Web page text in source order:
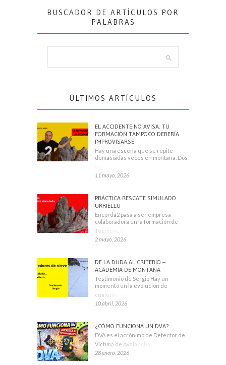
BUSCADOR DE ARTÍCULOS POR
PALABRAS
ÚLTIMOS ARTÍCULOS
EL ACCIDENTE NO AVISA. TU
FORMACIÓN TAMPOCO DEBERÍA
IMPROVISARSE.
Hay una escena que se repite
demasiadas veces en montaña. Dos
11 mayo, 2026
PRÁCTICA RESCATE SIMULADO
URRIELLU
Encorda2 pasa a ser empresa
colaboradora en la formación de
Técnicos Deportivos
2 mayo, 2026
DE LA DUDA AL CRITERIO –
ACADEMIA DE MONTAÑA
Testimonio de Sergio Hay un
momento en la evolución de
cualquier montañero
10 abril, 2026
¿CÓMO FUNCIONA UN DVA?
DVA es el acrónimo de Detector de
Víctima de Avalancha. También se
28 enero, 2026